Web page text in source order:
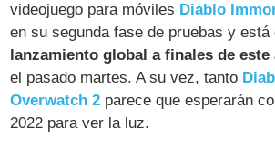
videojuego para móviles Diablo
en su segunda fase de pruebas y
lanzamiento global a finales de este
el pasado martes. A su vez, tanto
Overwatch 2 parece que esperarán
2022 para ver la luz.